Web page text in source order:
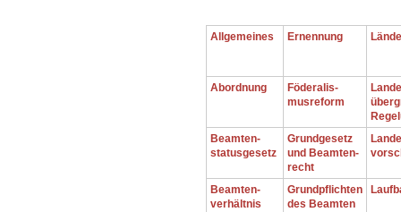
Allgemeines Ernennung
Abordnung
Föderalis-
musreform
Beamten-
statusgesetz
Grundgesetz
und Beamten-
recht
Beamten-
verhältnis
Grundpflichten
des Beamten